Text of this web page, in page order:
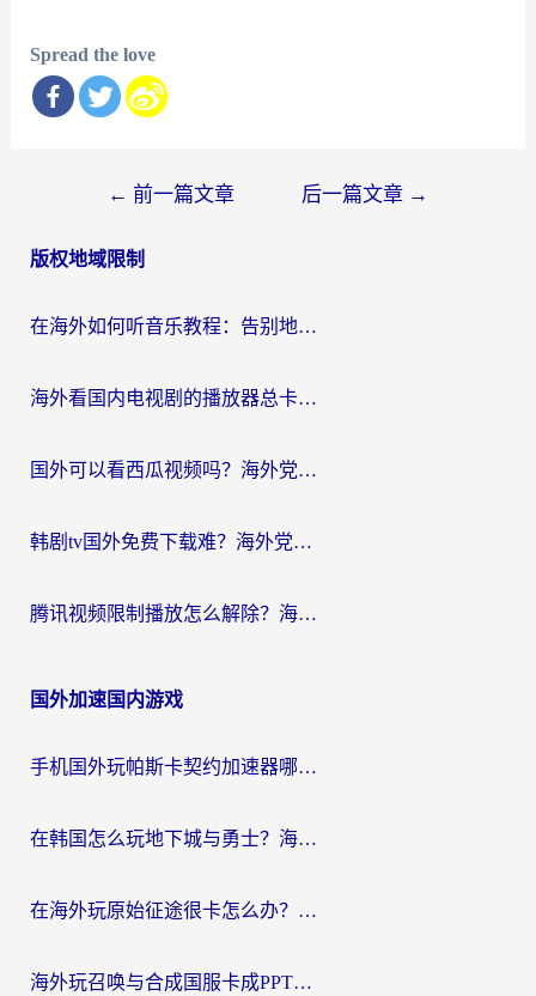
Spread the love
导
← 前一篇文章 后一篇文章 →
版权地域限制
在海外如何听音乐教程：告别地域限制，随时听见国内的声音
海外看国内电视剧的播放器总卡顿？选对回国加速器才是关键
国外可以看西瓜视频吗？海外党追剧看片的终极解决方案
韩剧tv国外免费下载难？海外党看国内剧的加速器选择指南（附实用技巧）
腾讯视频限制播放怎么解除？海外党亲测有效的回国加速指南
国外加速国内游戏
手机国外玩帕斯卡契约加速器哪个好用？海外党国服游戏之路的救星
在韩国怎么玩地下城与勇士？海外党必看的国服游戏加速全攻略
在海外玩原始征途很卡怎么办？一份给游子的终极指南
海外玩召唤与合成国服卡成PPT？这篇解决办法让你丝滑操作